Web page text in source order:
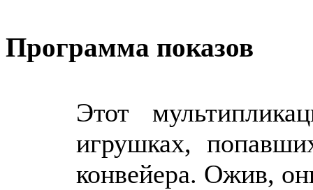
Программа показов
Этот
игрушках,
конвейера. Ожив,